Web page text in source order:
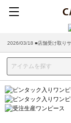
2026/03/18 ■店舗受け取り